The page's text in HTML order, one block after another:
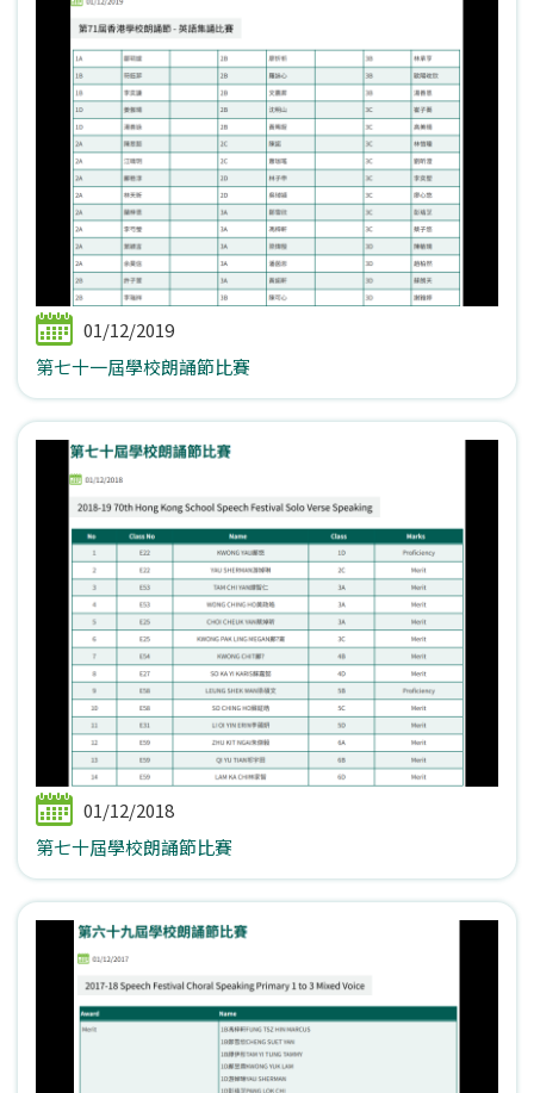
01/12/2019
第七十一屆學校朗誦節比賽
01/12/2018
第七十屆學校朗誦節比賽